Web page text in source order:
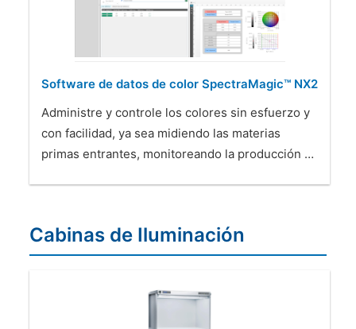
Software de datos de color SpectraMagic™ NX2
Administre y controle los colores sin esfuerzo y
con facilidad, ya sea midiendo las materias
primas entrantes, monitoreando la producción …
Cabinas de Iluminación